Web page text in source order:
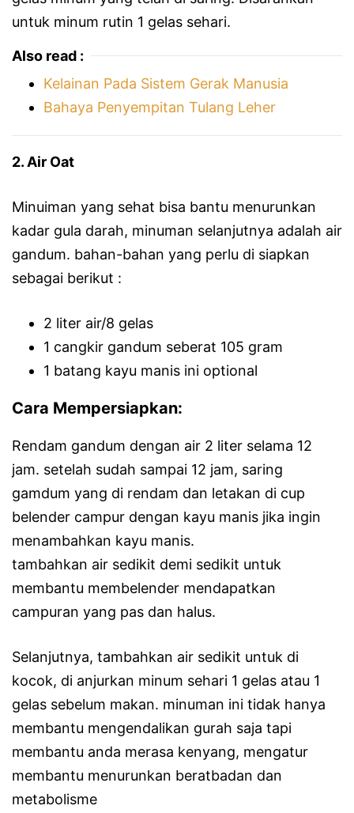
untuk minum rutin 1 gelas sehari.
Also read :
Kelainan Pada Sistem Gerak Manusia
Bahaya Penyempitan Tulang Leher
2. Air Oat
Minuiman yang sehat bisa bantu menurunkan
kadar gula darah, minuman selanjutnya adalah air
gandum. bahan-bahan yang perlu di siapkan
sebagai berikut :
2 liter air/8 gelas
1 cangkir gandum seberat 105 gram
1 batang kayu manis ini optional
Cara Mempersiapkan:
Rendam gandum dengan air 2 liter selama 12
jam. setelah sudah sampai 12 jam, saring
gamdum yang di rendam dan letakan di cup
belender campur dengan kayu manis jika ingin
menambahkan kayu manis.
tambahkan air sedikit demi sedikit untuk
membantu membelender mendapatkan
campuran yang pas dan halus.
Selanjutnya, tambahkan air sedikit untuk di
kocok, di anjurkan minum sehari 1 gelas atau 1
gelas sebelum makan. minuman ini tidak hanya
membantu mengendalikan gurah saja tapi
membantu anda merasa kenyang, mengatur
membantu menurunkan beratbadan dan
metabolisme